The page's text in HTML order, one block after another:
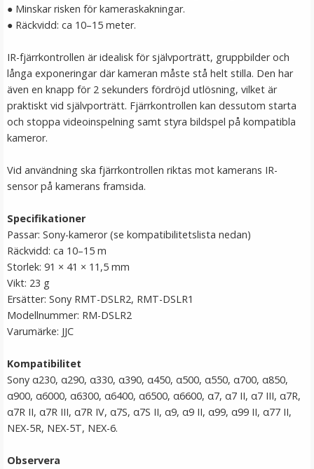
LÄGG I VARUKORG
Jupio batteri AA LR06 4-pack
★★★★★
● Minskar risken för kameraskakningar.
● Räckvidd: ca 10–15 meter.
IR-fjärrkontrollen är idealisk för självporträtt, gruppbilder och
långa exponeringar där kameran måste stå helt stilla. Den har
även en knapp för 2 sekunders fördröjd utlösning, vilket är
praktiskt vid självporträtt. Fjärrkontrollen kan dessutom starta
och stoppa videoinspelning samt styra bildspel på kompatibla
kameror.
Vid användning ska fjärrkontrollen riktas mot kamerans IR-
sensor på kamerans framsida.
Specifikationer
Passar: Sony-kameror (se kompatibilitetslista nedan)
Räckvidd: ca 10–15 m
Storlek: 91 × 41 × 11,5 mm
Vikt: 23 g
Ersätter: Sony RMT-DSLR2, RMT-DSLR1
Modellnummer: RM-DSLR2
Varumärke: JJC
Kompatibilitet
Sony α230, α290, α330, α390, α450, α500, α550, α700, α850,
α900, α6000, α6300, α6400, α6500, α6600, α7, α7 II, α7 III, α7R,
α7R II, α7R III, α7R IV, α7S, α7S II, α9, α9 II, α99, α99 II, α77 II,
NEX-5R, NEX-5T, NEX-6.
Observera